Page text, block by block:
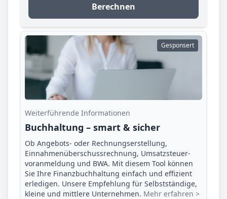
Berechnen
Gesponsert
Weiterführende Informationen
Buchhaltung – smart & sicher
Ob Angebots- oder Rechnungserstellung,
Einnahmenüberschuss­rechnung, Umsatzsteuer­
voranmeldung und BWA. Mit diesem Tool können
Sie Ihre Finanz­buchhaltung einfach und effizient
erledigen. Unsere Empfehlung für Selbstständige,
kleine und mittlere Unternehmen. Mehr erfahren >